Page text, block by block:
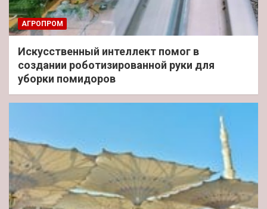
АГРОПРОМ
Искусственный интеллект помог в
создании роботизированной руки для
уборки помидоров